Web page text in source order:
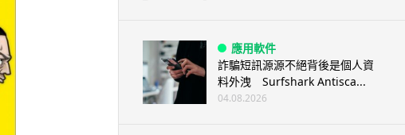
應用軟件
詐騙短訊源源不絕背後是個人資
料外洩 Surfshark Antisca...
04.08.2026